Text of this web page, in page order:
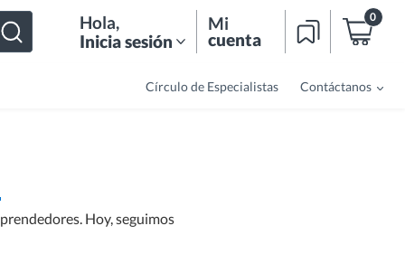
Hola,
Inicia sesión
Mi
cuenta
0
Círculo de Especialistas Contáctanos
Hoy, seguimos